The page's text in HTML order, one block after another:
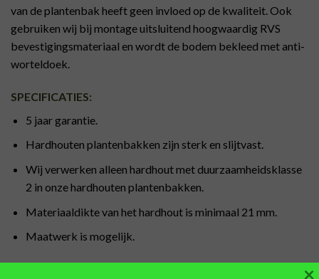
van de plantenbak heeft geen invloed op de kwaliteit. Ook
gebruiken wij bij montage uitsluitend hoogwaardig RVS
bevestigingsmateriaal en wordt de bodem bekleed met anti-
worteldoek.
SPECIFICATIES:
5 jaar garantie.
Hardhouten plantenbakken zijn sterk en slijtvast.
Wij verwerken alleen hardhout met duurzaamheidsklasse
2 in onze hardhouten plantenbakken.
Materiaaldikte van het hardhout is minimaal 21 mm.
Maatwerk is mogelijk.
Belangrijke aandachtspunten: ×